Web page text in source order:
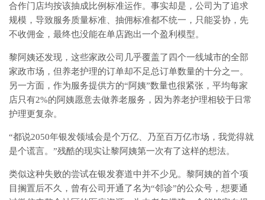
合作门店均按该抽成比例标准运作。事实却是，公司为了追求
规模，导致服务质量标准、抽佣标准都不统一，只能妥协，先
不收佣金，最终也没能在单店跑出一个盈利模型。
黎阿姨还发现，这些家政公司几乎覆盖了四个一线城市的全部
家政市场，但养老护理的订单却不足总订单数量的十分之一。
另一方面，作为服务提供方的“阿姨”数量也很紧张，平均每家
店只有2%的阿姨愿意去做养老服务，因为养老护理相较于日常
护理更复杂。
“都说2050年银发领域会是个万亿、乃至百万亿市场，我觉得就
是个谎言。”残酷的现实让黎阿姨第一次有了这样的想法。
类似这种失败的尝试在银发赛道中并不少见。黎阿姨的首个项
目搁置后不久，曾有公司开通了名为“邻诊”的公众号，想要通